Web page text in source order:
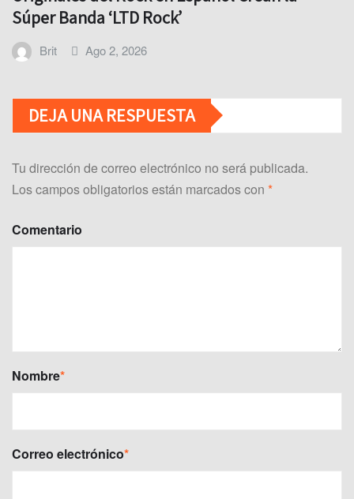
Súper Banda ‘LTD Rock’
Brit Ago 2, 2026
DEJA UNA RESPUESTA
Tu dirección de correo electrónico no será publicada.
Los campos obligatorios están marcados con *
Comentario
Nombre*
Correo electrónico*